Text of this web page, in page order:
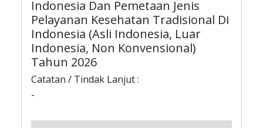
Indonesia Dan Pemetaan Jenis
Pelayanan Kesehatan Tradisional Di
Indonesia (Asli Indonesia, Luar
Indonesia, Non Konvensional)
Tahun 2026
Catatan / Tindak Lanjut :
-